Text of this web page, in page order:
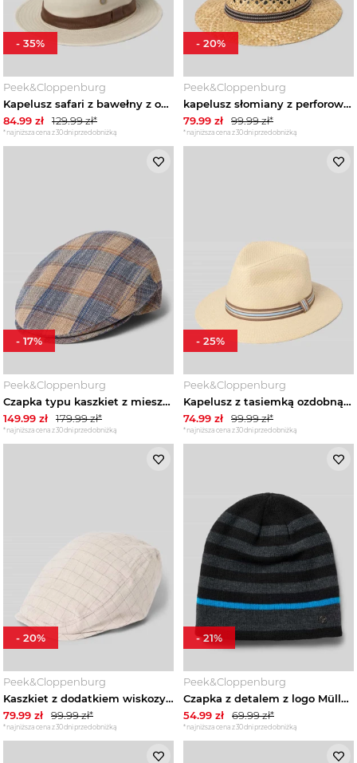
Peek&Cloppenburg
Kapelusz safari z bawełny z opaską na kapelusz Müller Headwear Camel
84.99 zł 129.99zł*
*najniższa cena z 30 dni przed obniżką
- 35%
Peek&Cloppenburg
kapelusz słomiany z perforowaniem Müller Headwear Beżowy
79.99 zł 99.99zł*
*najniższa cena z 30 dni przed obniżką
- 20%
Peek&Cloppenburg
Czapka typu kaszkiet z mieszanki lnu i bawełny Müller Headwear Beżowy
149.99 zł 179.99zł*
*najniższa cena z 30 dni przed obniżką
- 17%
Peek&Cloppenburg
Kapelusz z tasiemką ozdobną Müller Headwear Beżowy
74.99 zł 99.99zł*
*najniższa cena z 30 dni przed obniżką
- 25%
Peek&Cloppenburg
Kaszkiet z dodatkiem wiskozy model 'Karo' Müller Headwear Beżowy
79.99 zł 99.99zł*
*najniższa cena z 30 dni przed obniżką
- 20%
Peek&Cloppenburg
Czapka z detalem z logo Müller Headwear Czarny
54.99 zł 69.99zł*
*najniższa cena z 30 dni przed obniżką
-21%